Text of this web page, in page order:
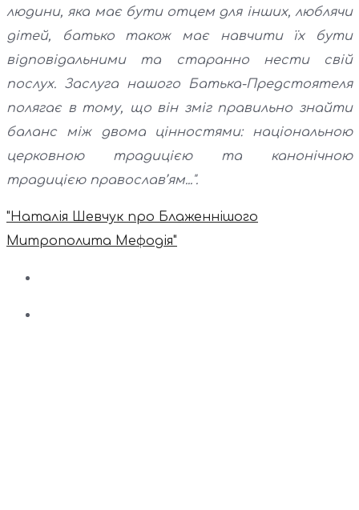
людини, яка має бути отцем для інших, люблячи
дітей, батько також має навчити їх бути
відповідальними та старанно нести свій
послух. Заслуга нашого Батька-Предстоятеля
полягає в тому, що він зміг правильно знайти
баланс між двома цінностями: національною
церковною традицією та канонічною
традицією православ’ям...".
"Наталія Шевчук про Блаженнішого
Митрополита Мефодія"